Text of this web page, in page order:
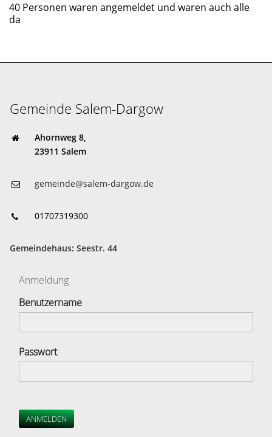
40 Personen waren angemeldet und waren auch alle
da
Gemeinde Salem-Dargow
Ahornweg 8,
23911 Salem
gemeinde@salem-dargow.de
01707319300
Gemeindehaus: Seestr. 44
Anmeldung
Benutzername
Passwort
ANMELDEN